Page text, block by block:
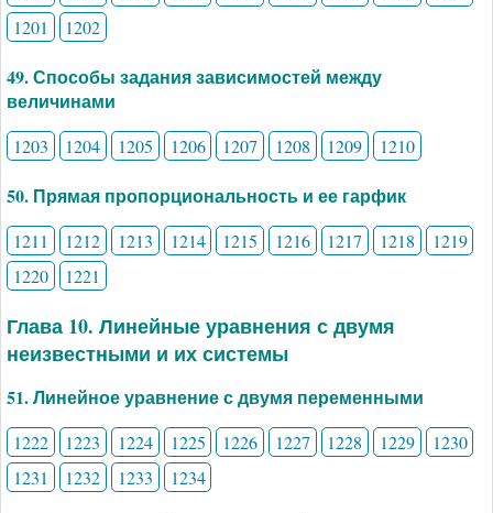
1201
1202
49. Способы задания зависимостей между
величинами
1203 1204 1205 1206 1207 1208 1209 1210
50. Прямая пропорциональность и ее гарфик
1211 1212 1213 1214 1215 1216 1217 1218
1219
1220
1221
Глава 10. Линейные уравнения с двумя
неизвестными и их системы
51. Линейное уравнение с двумя переменными
1222 1223 1224 1225 1226 1227 1228 1229
1230
1231
1232 1233 1234